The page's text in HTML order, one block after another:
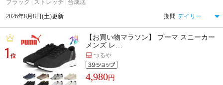
ブラック | ストレッチ | 合成底
2026年8月8日(土)更新 期間
1位
【お買い物マラソン】 プーマ スニーカー
メンズ レ…
つるや
4,980円